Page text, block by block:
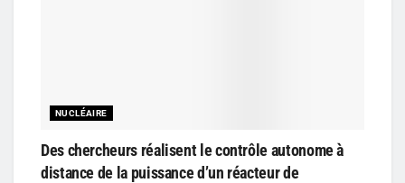
NUCLÉAIRE
Des chercheurs réalisent le contrôle autonome à
distance de la puissance d’un réacteur de